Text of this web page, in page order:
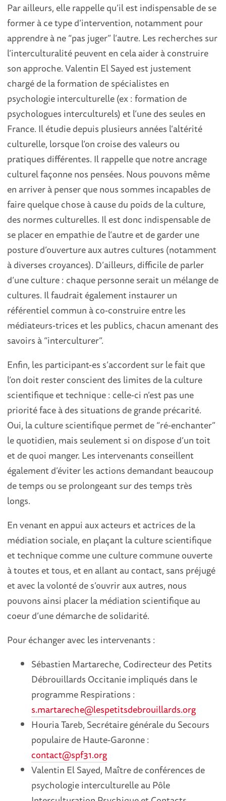
Par ailleurs, elle rappelle qu’il est indispensable de se
former à ce type d’intervention, notamment pour
apprendre à ne “pas juger” l’autre. Les recherches sur
l’interculturalité peuvent en cela aider à construire
son approche. Valentin El Sayed est justement
chargé de la formation de spécialistes en
psychologie interculturelle (ex : formation de
psychologues interculturels) et l’une des seules en
France. Il étudie depuis plusieurs années l’altérité
culturelle, lorsque l’on croise des valeurs ou
pratiques différentes. Il rappelle que notre ancrage
culturel façonne nos pensées. Nous pouvons même
en arriver à penser que nous sommes incapables de
faire quelque chose à cause du poids de la culture,
des normes culturelles. Il est donc indispensable de
se placer en empathie de l’autre et de garder une
posture d’ouverture aux autres cultures (notamment
à diverses croyances). D’ailleurs, difficile de parler
d’une culture : chaque personne serait un mélange de
cultures. Il faudrait également instaurer un
référentiel commun à co-construire entre les
médiateurs-trices et les publics, chacun amenant des
savoirs à “interculturer”.
Enfin, les participant-es s’accordent sur le fait que
l’on doit rester conscient des limites de la culture
scientifique et technique : celle-ci n’est pas une
priorité face à des situations de grande précarité.
Oui, la culture scientifique permet de “ré-enchanter”
le quotidien, mais seulement si on dispose d’un toit
et de quoi manger. Les intervenants conseillent
également d’éviter les actions demandant beaucoup
de temps ou se prolongeant sur des temps très
longs.
En venant en appui aux acteurs et actrices de la
médiation sociale, en plaçant la culture scientifique
et technique comme une culture commune ouverte
à toutes et tous, et en allant au contact, sans préjugé
et avec la volonté de s’ouvrir aux autres, nous
pouvons ainsi placer la médiation scientifique au
coeur d’une démarche de solidarité.
Pour échanger avec les intervenants :
Sébastien Martareche, Codirecteur des Petits
Débrouillards Occitanie impliqués dans le
programme Respirations :
s.martareche@lespetitsdebrouillards.org
Houria Tareb, Secrétaire générale du Secours
populaire de Haute-Garonne :
contact@spf31.org
Valentin El Sayed, Maître de conférences de
psychologie interculturelle au Pôle